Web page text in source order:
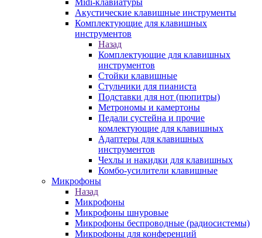
Midi-клавиатуры
Акустические клавишные инструменты
Комплектующие для клавишных
инструментов
Назад
Комплектующие для клавишных
инструментов
Стойки клавишные
Стульчики для пианиста
Подставки для нот (пюпитры)
Метрономы и камертоны
Педали сустейна и прочие
комлектующие для клавишных
Адаптеры для клавишных
инструментов
Чехлы и накидки для клавишных
Комбо-усилители клавишные
Микрофоны
Назад
Микрофоны
Микрофоны шнуровые
Микрофоны беспроводные (радиосистемы)
Микрофоны для конференций